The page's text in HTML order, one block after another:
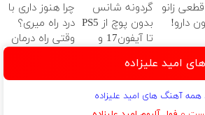
آموزش رایگان
زانو
دارو!
رو پر
گردونه شانس
بدون پوچ از PS5
تا آیفون17 و
چرا هنوز داری با
درد راه میری؟
وقتی راه درمان
امید علیزاده
همه آهنگ های امید علیزاده